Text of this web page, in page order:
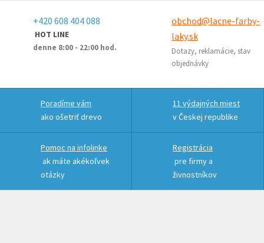
+420 608 404 088
HOT LINE
denne 8:00 - 22:00 hod.
obchod@lacne-farby-
laky.sk
Dotazy, reklamácie, stav
objednávky
Poradíme vám
ako ošetriť drevo
11 výdajných miest
v Českej republike
Pomoc na infolinke
ak máte akékoľvek
otázky
Registrácia
pre firmy a
živnostníkov